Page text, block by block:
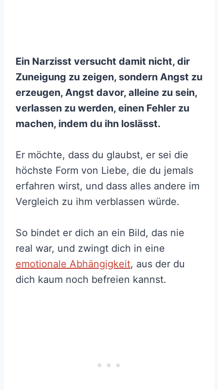
Ein Narzisst versucht damit nicht, dir
Zuneigung zu zeigen, sondern Angst zu
erzeugen, Angst davor, alleine zu sein,
verlassen zu werden, einen Fehler zu
machen, indem du ihn loslässt.
Er möchte, dass du glaubst, er sei die
höchste Form von Liebe, die du jemals
erfahren wirst, und dass alles andere im
Vergleich zu ihm verblassen würde.
So bindet er dich an ein Bild, das nie
real war, und zwingt dich in eine
emotionale Abhängigkeit, aus der du
dich kaum noch befreien kannst.